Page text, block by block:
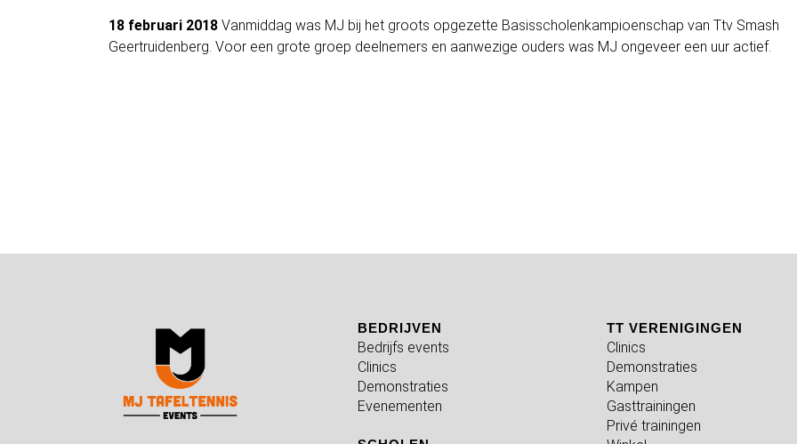
18 februari 2018 Vanmiddag was MJ bij het groots opgezette Basisscholenkampioenschap van Ttv Smash
Geertruidenberg. Voor een grote groep deelnemers en aanwezige ouders was MJ ongeveer een uur actief.
BEDRIJVEN
Bedrijfs events
Clinics
Demonstraties
Evenementen
TT VERENIGINGEN
Clinics
Demonstraties
Kampen
Gasttrainingen
Privé trainingen